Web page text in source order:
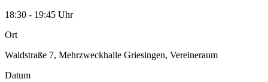
18:30 - 19:45 Uhr
Ort
Waldstraße 7, Mehrzweckhalle Griesingen, Vereineraum
Datum